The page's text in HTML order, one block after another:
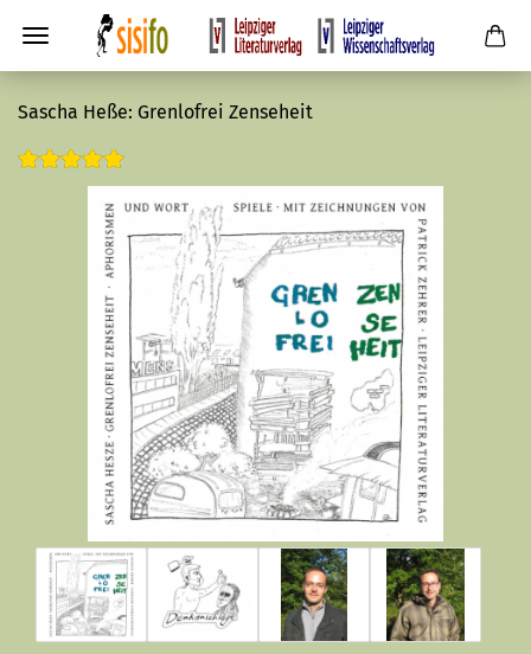
Sascha Heße: Grenlofrei Zenseheit